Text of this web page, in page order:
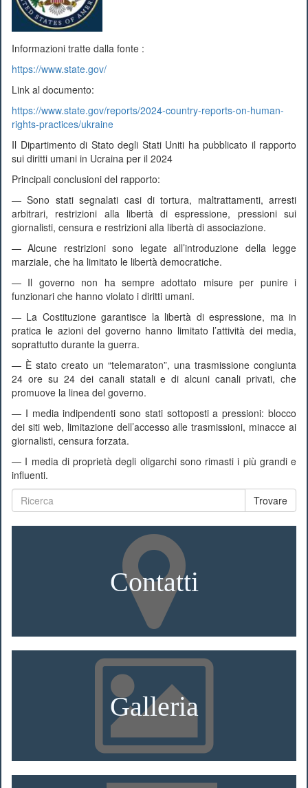
Informazioni tratte dalla fonte :
https://www.state.gov/
Link al documento:
https://www.state.gov/reports/2024-country-reports-on-human-
rights-practices/ukraine
Il Dipartimento di Stato degli Stati Uniti ha pubblicato il rapporto
sui diritti umani in Ucraina per il 2024
Principali conclusioni del rapporto:
— Sono stati segnalati casi di tortura, maltrattamenti, arresti
arbitrari, restrizioni alla libertà di espressione, pressioni sui
giornalisti, censura e restrizioni alla libertà di associazione.
— Alcune restrizioni sono legate all’introduzione della legge
marziale, che ha limitato le libertà democratiche.
— Il governo non ha sempre adottato misure per punire i
funzionari che hanno violato i diritti umani.
— La Costituzione garantisce la libertà di espressione, ma in
pratica le azioni del governo hanno limitato l’attività dei media,
soprattutto durante la guerra.
— È stato creato un “telemaraton”, una trasmissione congiunta
24 ore su 24 dei canali statali e di alcuni canali privati, che
promuove la linea del governo.
— I media indipendenti sono stati sottoposti a pressioni: blocco
dei siti web, limitazione dell’accesso alle trasmissioni, minacce ai
giornalisti, censura forzata.
— I media di proprietà degli oligarchi sono rimasti i più grandi e
influenti.
Trovare
Contatti
Galleria